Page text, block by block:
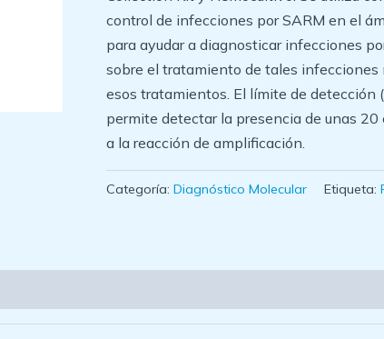
control de infecciones por SARM en el
para ayudar a diagnosticar infecciones
sobre el tratamiento de tales infecciones
esos tratamientos. El límite de detección
permite detectar la presencia de unas
a la reacción de amplificación.
Categoría: Diagnóstico Molecular Etiqueta: